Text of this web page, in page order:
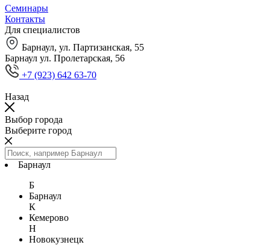
Семинары
Контакты
Для специалистов
Барнаул, ул. Партизанская, 55
Барнаул ул. Пролетарская, 56
+7 (923) 642 63-70
Назад
Выбор города
Выберите город
Барнаул
Б
Барнаул
К
Кемерово
Н
Новокузнецк